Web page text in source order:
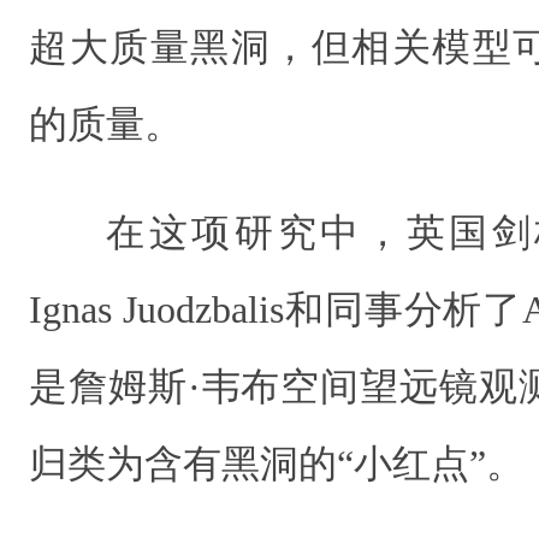
超大质量黑洞，但相关模型
的质量。
在这项研究中，英国
Ignas Juodzbalis和同事分析
是詹姆斯·韦布空间望远镜观
归类为含有黑洞的“小红点”。